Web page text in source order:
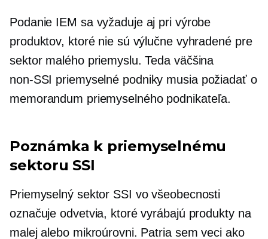
Podanie IEM sa vyžaduje aj pri výrobe
produktov, ktoré nie sú výlučne vyhradené pre
sektor malého priemyslu. Teda väčšina
non-SSI priemyselné podniky musia požiadať o
memorandum priemyselného podnikateľa.
Poznámka k priemyselnému
sektoru SSI
Priemyselný sektor SSI vo všeobecnosti
označuje odvetvia, ktoré vyrábajú produkty na
malej alebo mikroúrovni. Patria sem veci ako